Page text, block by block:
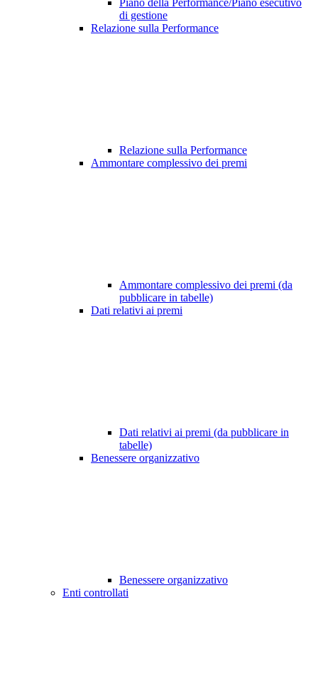
Piano della Performance/Piano esecutivo
di gestione
Relazione sulla Performance
Relazione sulla Performance
Ammontare complessivo dei premi
Ammontare complessivo dei premi (da
pubblicare in tabelle)
Dati relativi ai premi
Dati relativi ai premi (da pubblicare in
tabelle)
Benessere organizzativo
Benessere organizzativo
Enti controllati